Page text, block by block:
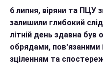
6 липня, віряни та ПЦУ
залишили глибокий слід
літній день здавна
обрядами, пов'язаними
зціленням та